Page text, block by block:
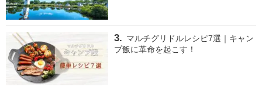
マルチグリドルレシピ7選｜キャン
プ飯に革命を起こす！